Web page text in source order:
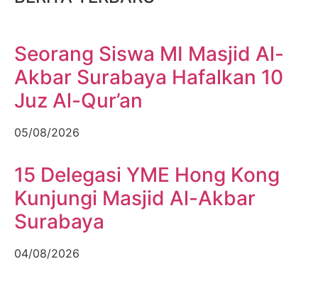
Seorang Siswa MI Masjid Al-
Akbar Surabaya Hafalkan 10
Juz Al-Qur’an
05/08/2026
15 Delegasi YME Hong Kong
Kunjungi Masjid Al-Akbar
Surabaya
04/08/2026